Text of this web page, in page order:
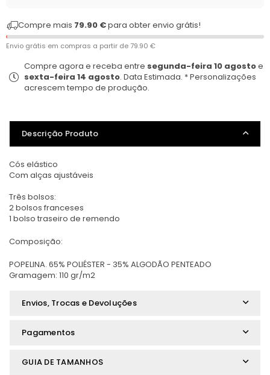
Compre mais 79.90 €para obter envio grátis!
Envio grátis em compras a partir de79.90 €
Compre agora e receba entre segunda-feira 10 agostoe
sexta-feira 14 agosto. Data Estimada. * Personalizações
acrescem tempo de produção.
Descrição Produto
Cós elástico
Com alças ajustáveis
Três bolsos:
2 bolsos franceses
1 bolso traseiro de remendo
Composição:
POPELINA. 65% POLIÉSTER - 35% ALGODÃO PENTEADO
Gramagem: 110 gr/m2
Envios, Trocas e Devoluções
Pagamentos
GUIA DE TAMANHOS